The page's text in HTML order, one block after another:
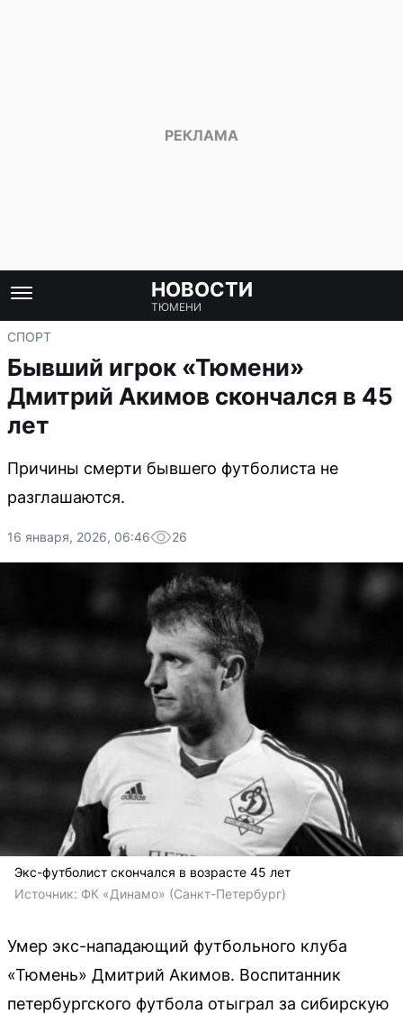
НОВОСТИ
ТЮМЕНИ
СПОРТ
Бывший игрок «Тюмени»
Дмитрий Акимов скончался в 45
лет
Причины смерти бывшего футболиста не
разглашаются.
16 января, 2026, 06:46 26
Экс-футболист скончался в возрасте 45 лет
Источник: ФК «Динамо» (Санкт-Петербург)
Умер экс-нападающий футбольного клуба
«Тюмень» Дмитрий Акимов. Воспитанник
петербургского футбола отыграл за сибирскую